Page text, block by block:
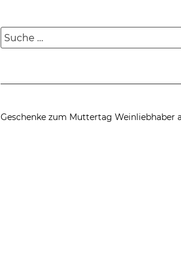
Suche
nach:
Geschenke zum Muttertag Weinliebhaber